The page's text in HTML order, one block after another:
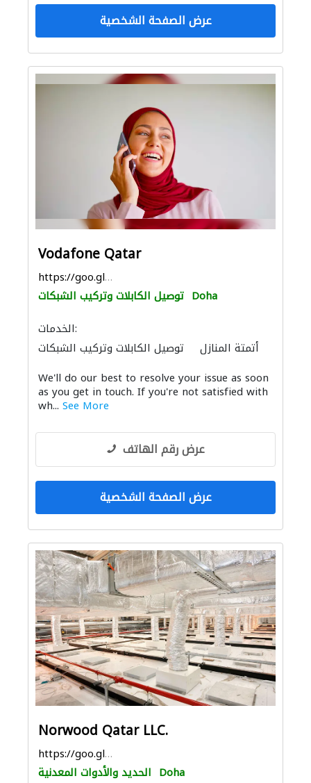
عرض الصفحة الشخصية
Vodafone Qatar
https://goo.gl/maps/4UHdprPDXoHC1cbR9
توصيل الكابلات وتركيب الشبكات Doha
الخدمات:
توصيل الكابلات وتركيب الشبكات
أتمتة المنازل
We'll do our best to resolve your issue as soon
as you get in touch. If you're not satisfied with
wh... See More
عرض رقم الهاتف
عرض الصفحة الشخصية
Norwood Qatar LLC.
https://goo.gl/maps/FhYaoj13c3gwNaGb9
الحديد والأدوات المعدنية Doha